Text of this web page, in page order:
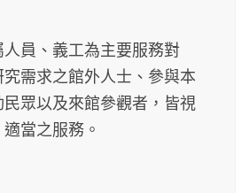
員、義工為主要服務對
需求之館外人士、參與本
眾以及來館參觀者，皆視
當之服務。